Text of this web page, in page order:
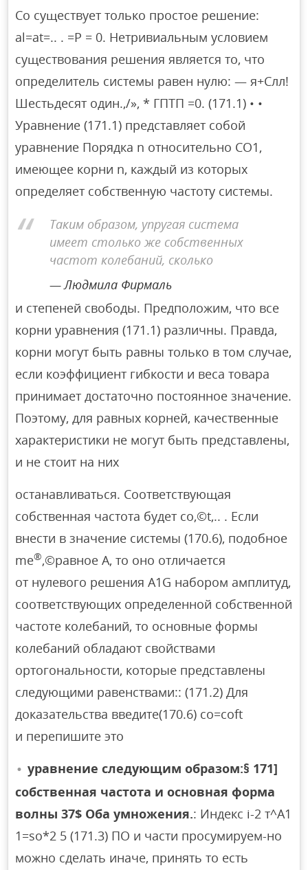
Co существует только простое решение:
al=at=.. . =Р = 0. Нетривиальным условием
существования решения является то, что
определитель системы равен нулю: — я+Слл!
Шестьдесят один.,/», * ГПТП =0. (171.1) • •
Уравнение (171.1) представляет собой
уравнение Порядка n относительно CO1,
имеющее корни n, каждый из которых
определяет собственную частоту системы.
Таким образом, упругая система
имеет столько же собственных
частот колебаний, сколько
Людмила Фирмаль
и степеней свободы. Предположим, что все
корни уравнения (171.1) различны. Правда,
корни могут быть равны только в том случае,
если коэффициент гибкости и веса товара
принимает достаточно постоянное значение.
Поэтому, для равных корней, качественные
характеристики не могут быть представлены,
и не стоит на них
останавливаться. Соответствующая
собственная частота будет co,©t,.. . Если
внести в значение системы (170.6), подобное
me®,©равное A, то оно отличается
от нулевого решения A1G набором амплитуд,
соответствующих определенной собственной
частоте колебаний, то основные формы
колебаний обладают свойствами
ортогональности, которые представлены
следующими равенствами:: (171.2) Для
доказательства введите(170.6) co=coft
и перепишите это
уравнение следующим образом:§ 171]
собственная частота и основная форма
волны 37$ Оба умножения.: Индекс i-2 т^A1
1=so*2 5 (171.3) ПО и части просумируем-но
можно сделать иначе, принять то есть